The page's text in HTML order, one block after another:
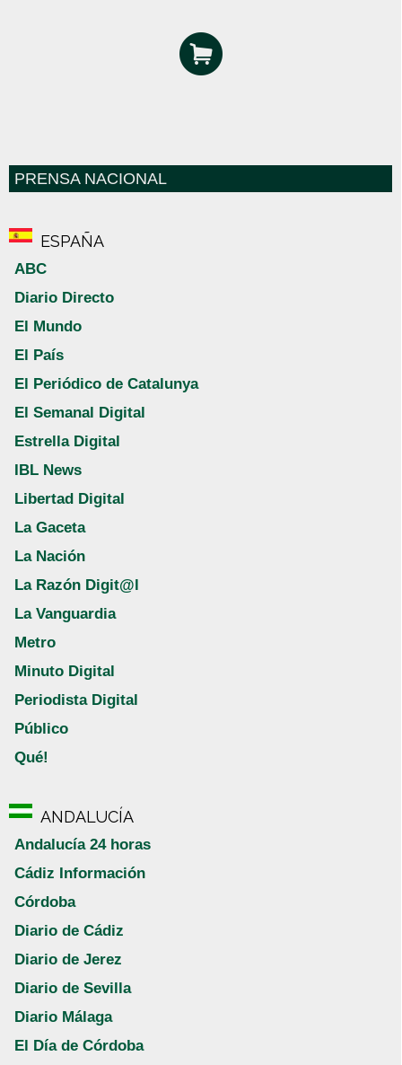
PRENSA NACIONAL
ESPAÑA
ABC
Diario Directo
El Mundo
El País
El Periódico de Catalunya
El Semanal Digital
Estrella Digital
IBL News
Libertad Digital
La Gaceta
La Nación
La Razón Digit@l
La Vanguardia
Metro
Minuto Digital
Periodista Digital
Público
Qué!
ANDALUCÍA
Andalucía 24 horas
Cádiz Información
Córdoba
Diario de Cádiz
Diario de Jerez
Diario de Sevilla
Diario Málaga
El Día de Córdoba